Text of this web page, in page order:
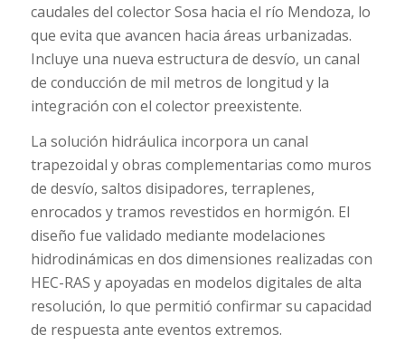
caudales del colector Sosa hacia el río Mendoza, lo
que evita que avancen hacia áreas urbanizadas.
Incluye una nueva estructura de desvío, un canal
de conducción de mil metros de longitud y la
integración con el colector preexistente.
La solución hidráulica incorpora un canal
trapezoidal y obras complementarias como muros
de desvío, saltos disipadores, terraplenes,
enrocados y tramos revestidos en hormigón. El
diseño fue validado mediante modelaciones
hidrodinámicas en dos dimensiones realizadas con
HEC-RAS y apoyadas en modelos digitales de alta
resolución, lo que permitió confirmar su capacidad
de respuesta ante eventos extremos.